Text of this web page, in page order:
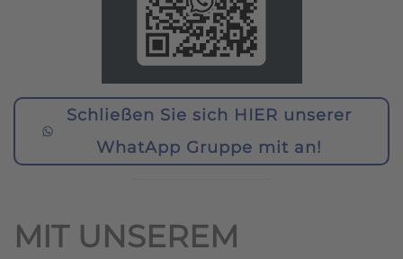
Schließen Sie sich HIER unserer
WhatApp Gruppe mit an!
MIT UNSEREM